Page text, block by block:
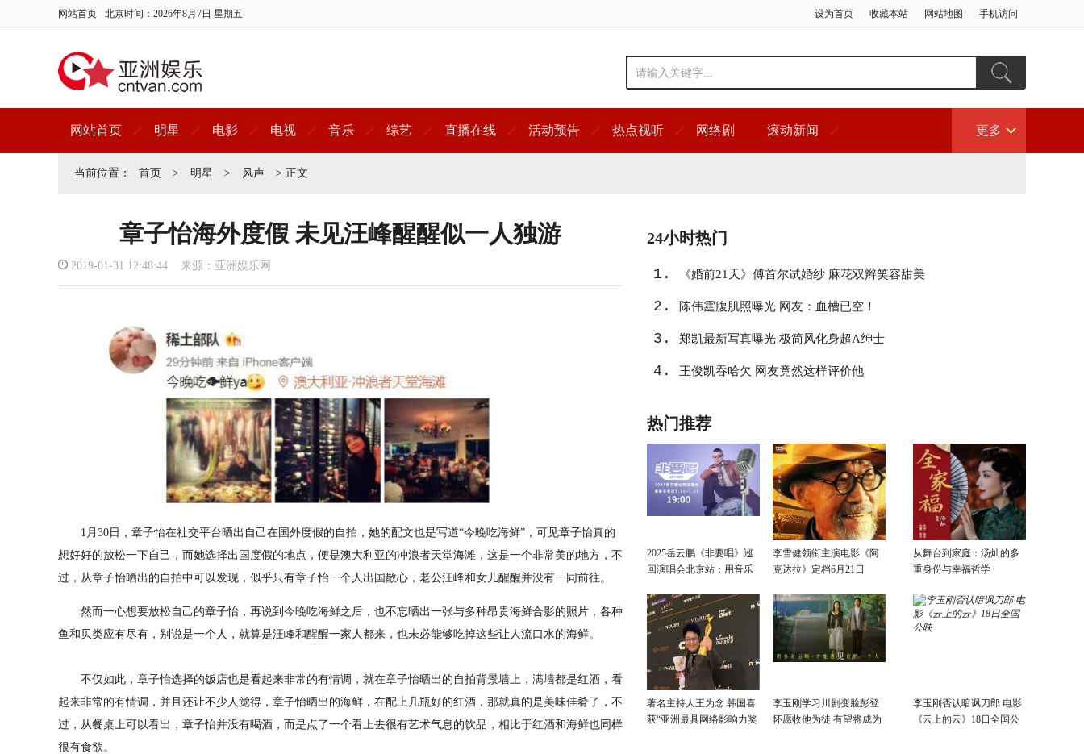
网站首页 北京时间： 2026年8月7日 星期五 设为首页 收藏本站 网站地图 手机访问
网站首页 明星 电影 电视 音乐 综艺 直播在线 活动预告 热点视听 网络剧 滚动新闻 更多
当前位置： 首页 > 明星 > 风声 > 正文
章子怡海外度假 未见汪峰醒醒似一人独游
2019-01-31 12:48:44 来源：亚洲娱乐网
1月30日，章子怡在社交平台晒出自己在国外度假的自拍，她的配文也是写道“今晚吃海鲜”，可见章子怡真的
想好好的放松一下自己，而她选择出国度假的地点，便是澳大利亚的冲浪者天堂海滩，这是一个非常美的地方，不
过，从章子怡晒出的自拍中可以发现，似乎只有章子怡一个人出国散心，老公汪峰和女儿醒醒并没有一同前往。
然而一心想要放松自己的章子怡，再说到今晚吃海鲜之后，也不忘晒出一张与多种昂贵海鲜合影的照片，各种
鱼和贝类应有尽有，别说是一个人，就算是汪峰和醒醒一家人都来，也未必能够吃掉这些让人流口水的海鲜。
不仅如此，章子怡选择的饭店也是看起来非常的有情调，就在章子怡晒出的自拍背景墙上，满墙都是红酒，看
起来非常的有情调，并且还让不少人觉得，章子怡晒出的海鲜，在配上几瓶好的红酒，那就真的是美味佳肴了，不
过，从餐桌上可以看出，章子怡并没有喝酒，而是点了一个看上去很有艺术气息的饮品，相比于红酒和海鲜也同样
很有食欲。
24小时热门
1. 《婚前21天》傅首尔试婚纱 麻花双辫笑容甜美
2. 陈伟霆腹肌照曝光 网友：血槽已空！
3. 郑凯最新写真曝光 极简风化身超A绅士
4. 王俊凯吞哈欠 网友竟然这样评价他
热门推荐
2025岳云鹏《非要唱》巡
回演唱会北京站：用音乐
李雪健领衔主演电影《阿
克达拉》定档6月21日
从舞台到家庭：汤灿的多
重身份与幸福哲学
著名主持人王为念 韩国喜
获“亚洲最具网络影响力奖
李玉刚学习川剧变脸彭登
怀愿收他为徒 有望将成为
李玉刚否认暗讽刀郎 电影
《云上的云》18日全国公